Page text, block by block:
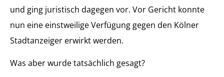
und ging juristisch dagegen vor. Vor Gericht konnte
nun eine einstweilige Verfügung gegen den Kölner
Stadtanzeiger erwirkt werden.
Was aber wurde tatsächlich gesagt?